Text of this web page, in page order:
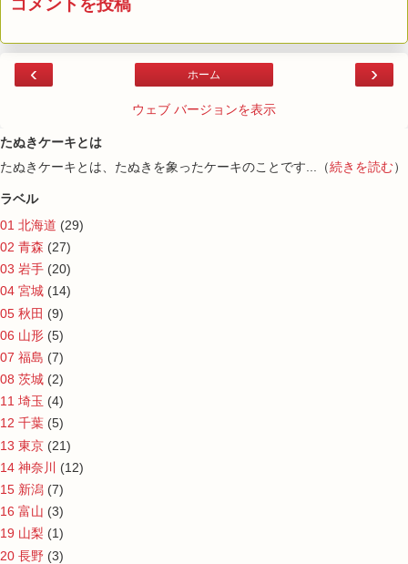
‹ ›
ホーム
ウェブ バージョンを表示
たぬきケーキとは
たぬきケーキとは、たぬきを象ったケーキのことです...（続きを読む）
ラベル
01 北海道 (29)
02 青森 (27)
03 岩手 (20)
04 宮城 (14)
05 秋田 (9)
06 山形 (5)
07 福島 (7)
08 茨城 (2)
11 埼玉 (4)
12 千葉 (5)
13 東京 (21)
14 神奈川
(12)
15 新潟 (7)
16 富山 (3)
19 山梨 (1)
20 長野 (3)